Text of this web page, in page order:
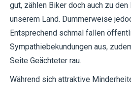
gut, zählen Biker doch auch zu
unserem Land. Dummerweise
Entsprechend schmal fallen
Sympathiebekundungen aus,
Seite Geächteter rau.
Während sich attraktive